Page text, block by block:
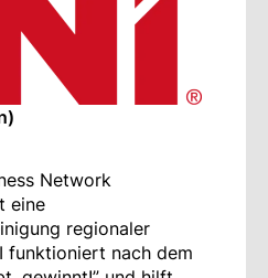
Network
eine
regionaler
funktioniert nach dem